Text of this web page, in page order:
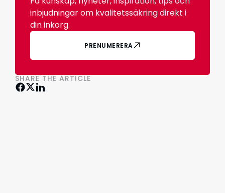
inbjudningar om kvalitetssäkring direkt i
din inkorg.
PRENUMERERA
SHARE THE ARTICLE